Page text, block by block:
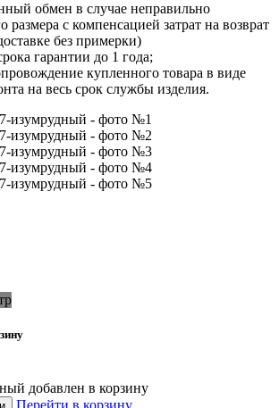
обмен в случае неправильно
размера с компенсацией затрат на возврат
без примерки)
гарантии до 1 года;
купленного товара в виде
на весь срок службы изделия.
добавлен в корзину